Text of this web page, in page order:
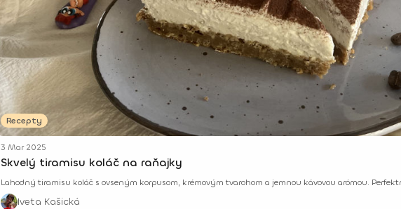
Recepty
3 Mar 2025
Skvelý tiramisu koláč na raňajky
Lahodný tiramisu koláč s ovseným korpusom, krémovým tvarohom a jemnou kávovou arómou.
Iveta Kašická